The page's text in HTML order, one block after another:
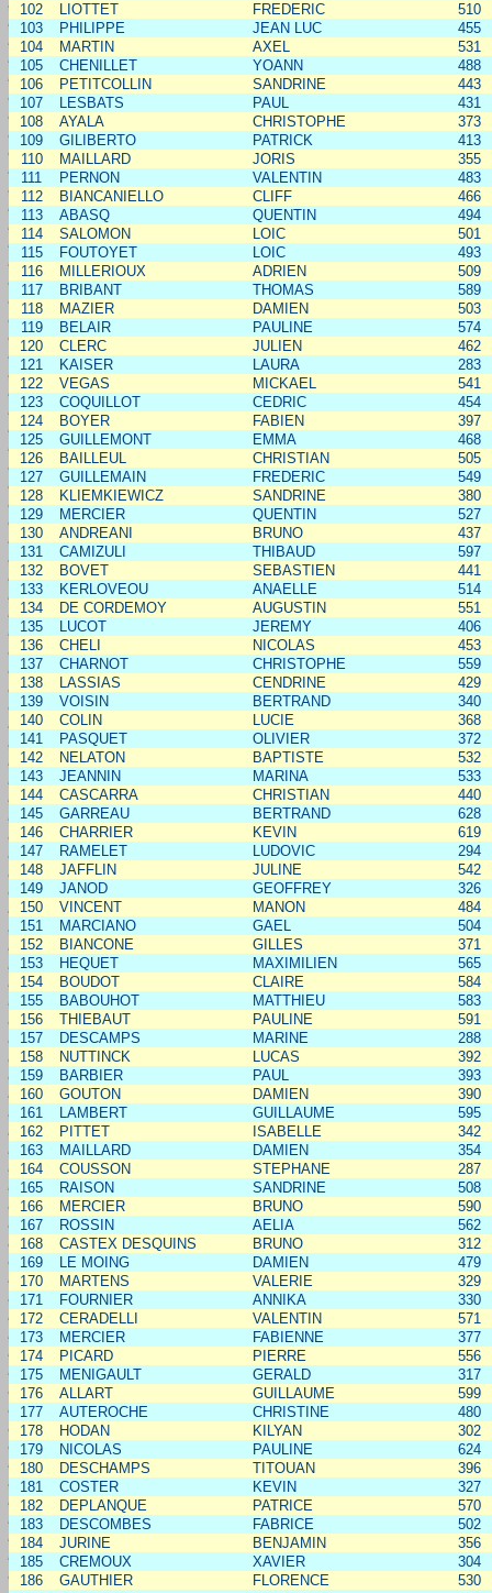
102
LIOTTET FREDERIC
510
103
PHILIPPE JEAN LUC
455
104
MARTIN AXEL
531
105
CHENILLET YOANN
488
106
PETITCOLLIN SANDRINE
443
107
LESBATS PAUL
431
108
AYALA CHRISTOPHE
373
109
GILIBERTO PATRICK
413
110
MAILLARD JORIS
355
111
PERNON VALENTIN
483
112
BIANCANIELLO CLIFF
466
113
ABASQ QUENTIN
494
114
SALOMON LOIC
501
115
FOUTOYET LOIC
493
116
MILLERIOUX ADRIEN
509
117
BRIBANT THOMAS
589
118
MAZIER DAMIEN
503
119
BELAIR PAULINE
574
120
CLERC JULIEN
462
121
KAISER LAURA
283
122
VEGAS MICKAEL
541
123
COQUILLOT CEDRIC
454
124
BOYER FABIEN
397
125
GUILLEMONT EMMA
468
126
BAILLEUL CHRISTIAN
505
127
GUILLEMAIN FREDERIC
549
128
KLIEMKIEWICZ SANDRINE
380
129
MERCIER QUENTIN
527
130
ANDREANI BRUNO
437
131
CAMIZULI THIBAUD
597
132
BOVET SEBASTIEN
441
133
KERLOVEOU ANAELLE
514
134
DE CORDEMOY AUGUSTIN
551
135
LUCOT JEREMY
406
136
CHELI NICOLAS
453
137
CHARNOT CHRISTOPHE
559
138
LASSIAS CENDRINE
429
139
VOISIN BERTRAND
340
140
COLIN LUCIE
368
141
PASQUET OLIVIER
372
142
NELATON BAPTISTE
532
143
JEANNIN MARINA
533
144
CASCARRA CHRISTIAN
440
145
GARREAU BERTRAND
628
146
CHARRIER KEVIN
619
147
RAMELET LUDOVIC
294
148
JAFFLIN JULINE
542
149
JANOD GEOFFREY
326
150
VINCENT MANON
484
151
MARCIANO GAEL
504
152
BIANCONE GILLES
371
153
HEQUET MAXIMILIEN
565
154
BOUDOT CLAIRE
584
155
BABOUHOT MATTHIEU
583
156
THIEBAUT PAULINE
591
157
DESCAMPS MARINE
288
158
NUTTINCK LUCAS
392
159
BARBIER PAUL
393
160
GOUTON DAMIEN
390
161
LAMBERT GUILLAUME
595
162
PITTET ISABELLE
342
163
MAILLARD DAMIEN
354
164
COUSSON STEPHANE
287
165
RAISON SANDRINE
508
166
MERCIER BRUNO
590
167
ROSSIN AELIA
562
168
CASTEX DESQUINS BRUNO
312
169
LE MOING DAMIEN
479
170
MARTENS VALERIE
329
171
FOURNIER ANNIKA
330
172
CERADELLI VALENTIN
571
173
MERCIER FABIENNE
377
174
PICARD PIERRE
556
175
MENIGAULT GERALD
317
176
ALLART GUILLAUME
599
177
AUTEROCHE CHRISTINE
480
178
HODAN KILYAN
302
179
NICOLAS PAULINE
624
180
DESCHAMPS TITOUAN
396
181
COSTER KEVIN
327
182
DEPLANQUE PATRICE
570
183
DESCOMBES FABRICE
502
184
JURINE BENJAMIN
356
185
CREMOUX XAVIER
304
186
GAUTHIER FLORENCE
530